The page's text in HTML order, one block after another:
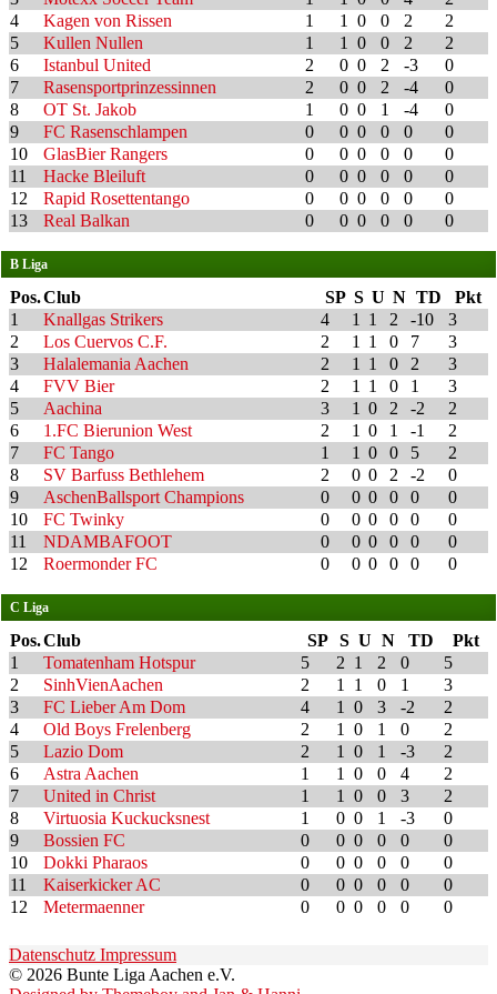
4
Kagen von Rissen 1 1 0 0 2
2
5
Kullen Nullen 1 1 0 0 2
2
6
Istanbul United 2 0 0 2 -3
0
7
Rasensportprinzessinnen 2 0 0 2 -4
0
8
OT St. Jakob 1 0 0 1 -4
0
9
FC Rasenschlampen 0 0 0 0 0
0
10
GlasBier Rangers 0 0 0 0 0
0
11
Hacke Bleiluft 0 0 0 0 0
0
12
Rapid Rosettentango 0 0 0 0 0
0
13
Real Balkan 0 0 0 0 0 0
B Liga
Pos.Club SP S U N TD
Pkt
1
Knallgas Strikers 4 1 1 2 -10
3
2
Los Cuervos C.F. 2 1 1 0 7
3
3
Halalemania Aachen 2 1 1 0 2
3
4
FVV Bier 2 1 1 0 1
3
5
Aachina 3 1 0 2 -2
2
6
1.FC Bierunion West 2 1 0 1 -1
2
7
FC Tango 1 1 0 0 5
2
8
SV Barfuss Bethlehem 2 0 0 2 -2
0
9
AschenBallsport Champions 0 0 0 0 0
0
10
FC Twinky 0 0 0 0 0
0
11
NDAMBAFOOT 0 0 0 0 0
0
12
Roermonder FC 0 0 0 0 0 0
C Liga
Pos.Club SP S U N TD
Pkt
1
Tomatenham Hotspur 5 2 1 2 0
5
2
SinhVienAachen 2 1 1 0 1
3
3
FC Lieber Am Dom 4 1 0 3 -2
2
4
Old Boys Frelenberg 2 1 0 1 0
2
5
Lazio Dom 2 1 0 1 -3
2
6
Astra Aachen 1 1 0 0 4
2
7
United in Christ 1 1 0 0 3
2
8
Virtuosia Kuckucksnest 1 0 0 1 -3
0
9
Bossien FC 0 0 0 0 0
0
10
Dokki Pharaos 0 0 0 0 0
0
11
Kaiserkicker AC 0 0 0 0 0
0
12
Metermaenner 0 0 0 0 0 0
Datenschutz Impressum
© 2026 Bunte Liga Aachen e.V.